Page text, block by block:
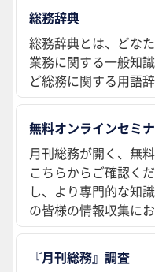
総務辞典
総務辞典とは、どな
業務に関する一般知
ど総務に関する用語辞
無料オンラインセミ
月刊総務が開く、無
こちらからご確認く
し、より専門的な知
の皆様の情報収集に
『月刊総務』調査